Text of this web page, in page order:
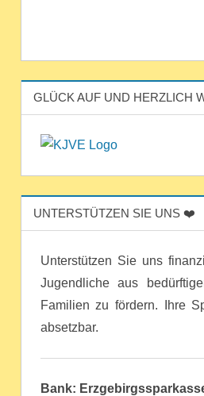
GLÜCK AUF UND HERZLICH
UNTERSTÜTZEN SIE UNS ❤️
Unterstützen Sie uns
Jugendliche aus
Familien zu fördern. Ihre
absetzbar.
Bank: